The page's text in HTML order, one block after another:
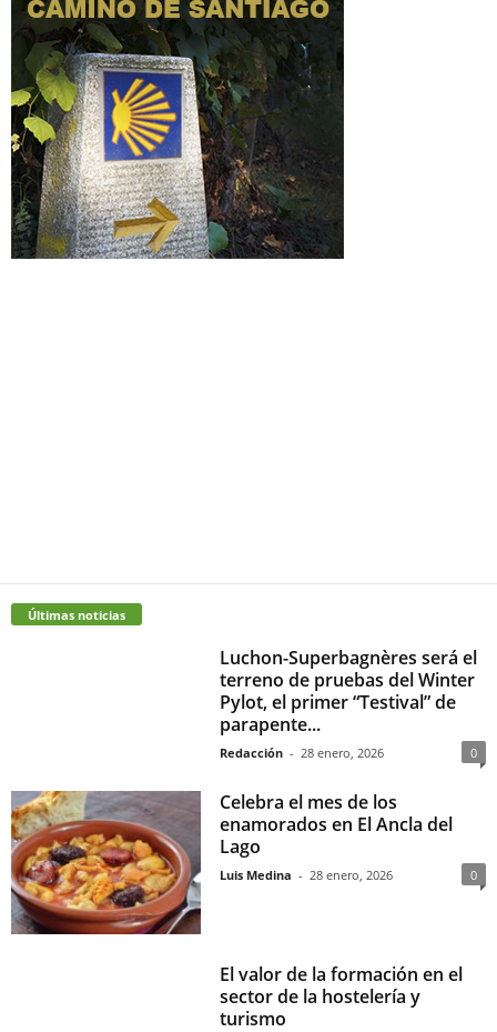
Últimas noticias
Luchon-Superbagnères será el
terreno de pruebas del Winter
Pylot, el primer “Testival” de
parapente...
Redacción - 28 enero, 2026 0
Celebra el mes de los
enamorados en El Ancla del
Lago
Luis Medina - 28 enero, 2026 0
El valor de la formación en el
sector de la hostelería y
turismo